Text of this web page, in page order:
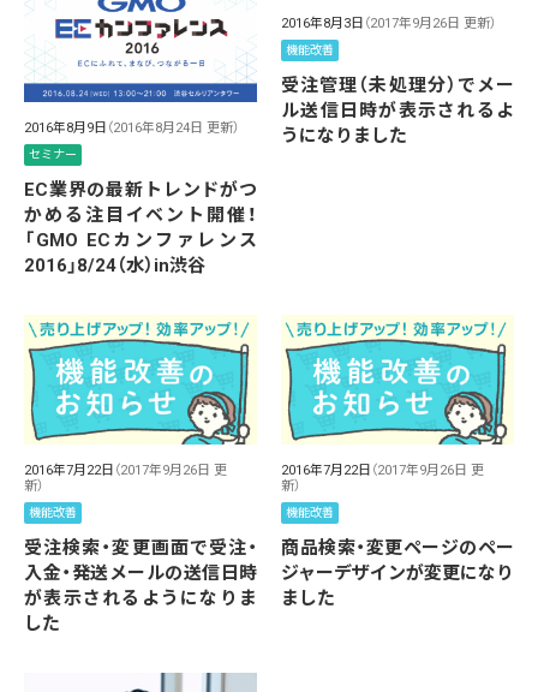
2016年8月9日 （2016年8月24日 更新）
セミナー
EC業界の最新トレンドがつ
かめる注目イベント開催！
「GMO ECカンファレンス
2016」8/24（水）in渋谷
2016年8月3日 （2017年9月26日 更新）
機能改善
受注管理（未処理分）でメー
ル送信日時が表示されるよ
うになりました
2016年7月22日 （2017年9月26日 更
新）
機能改善
受注検索・変更画面で受注・
入金・発送メールの送信日時
が表示されるようになりま
した
2016年7月22日 （2017年9月26日 更
新）
機能改善
商品検索・変更ページのペー
ジャーデザインが変更になり
ました